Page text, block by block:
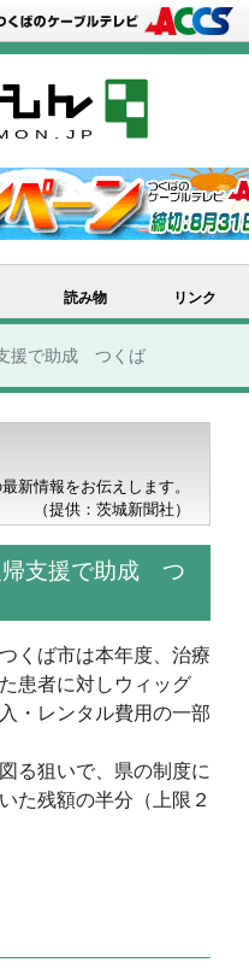
読み物 リンク
援で助成 つくば
新情報をお伝えします。
（提供：茨城新聞社）
支援で助成 つ
くば市は本年度、治療
患者に対しウィッグ
・レンタル費用の一部
る狙いで、県の制度に
た残額の半分（上限２